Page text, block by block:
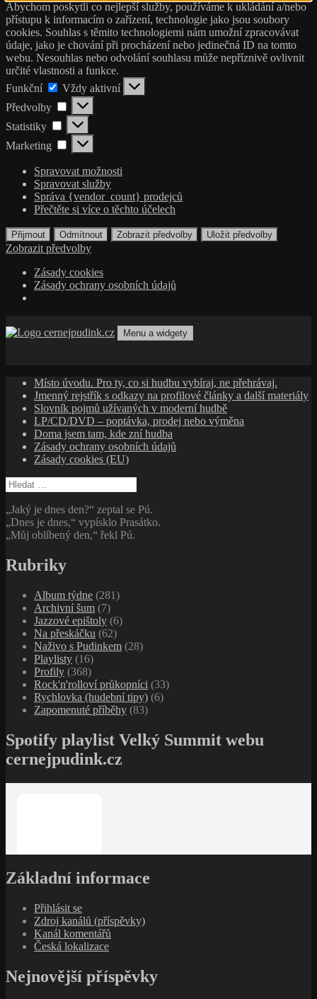
Abychom poskytli co nejlepší služby, používáme k ukládání a/nebo
přístupu k informacím o zařízení, technologie jako jsou soubory
cookies. Souhlas s těmito technologiemi nám umožní zpracovávat
údaje, jako je chování při procházení nebo jedinečná ID na tomto
webu. Nesouhlas nebo odvolání souhlasu může nepříznivě ovlivnit
určité vlastnosti a funkce.
Funkční
Funkční
Vždy aktivní
Předvolby
Předvolby
Statistiky Statistiky
Marketing Marketing
Spravovat možnosti
Spravovat služby
Správa {vendor_count} prodejců
Přečtěte si více o těchto účelech
Přijmout Odmítnout Zobrazit předvolby Uložit předvolby
Zobrazit předvolby
Zásady cookies
Zásady ochrany osobních údajů
k
Menu a widgety
Místo úvodu. Pro ty, co si hudbu vybíraj, ne přehrávaj.
Jmenný rejstřík s odkazy na profilové články a další materiály
Slovník pojmů užívaných v moderní hudbě
LP/CD/DVD – poptávka, prodej nebo výměna
Doma jsem tam, kde zní hudba
Zásady ochrany osobních údajů
Zásady cookies (EU)
Vyhledávání
„Jaký je dnes den?“ zeptal se Pú.
„Dnes je dnes,“ vypísklo Prasátko.
„Můj oblíbený den,“ řekl Pú.
Rubriky
Album týdne (281)
Archivní šum (7)
Jazzové epištoly (6)
Na přeskáčku (62)
Naživo s Pudinkem (28)
Playlisty (16)
Profily (368)
Rock'n'rolloví průkopníci (33)
Rychlovka (hudební tipy) (6)
Zapomenuté příběhy (83)
Spotify playlist Velký Summit webu
cernejpudink.cz
Základní informace
Přihlásit se
Zdroj kanálů (příspěvky)
Kanál komentářů
Česká lokalizace
Nejnovější příspěvky